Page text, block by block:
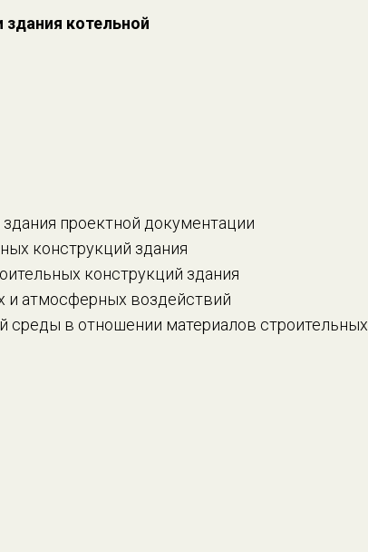
котельной
проектной документации
конструкций здания
конструкций здания
и атмосферных воздействий
среды в отношении материалов строительных